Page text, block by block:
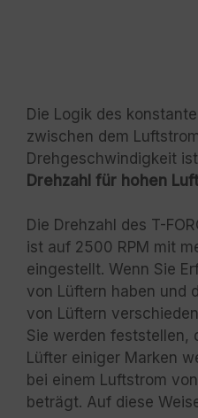
Die Logik des
zwischen dem
Drehgeschwindigkeit
Drehzahl für hohen
Die Drehzahl des T-
ist auf 2500 RPM mit
eingestellt. Wenn Sie
von Lüftern haben und
von Lüftern
Sie werden feststellen,
Lüfter einiger Marken
bei einem Luftstrom
beträgt. Auf diese